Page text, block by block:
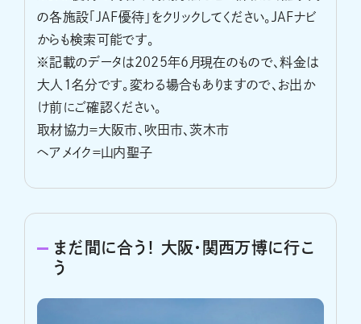
の各施設「JAF優待」をクリックしてください。JAFナビ
からも検索可能です。
※記載のデータは2025年6月現在のもので、料金は
大人1名分です。変わる場合もありますので、お出か
け前にご確認ください。
取材協力＝大阪市、吹田市、茨木市
ヘアメイク＝山内聖子
まだ間に合う！ 大阪・関西万博に行こ
う